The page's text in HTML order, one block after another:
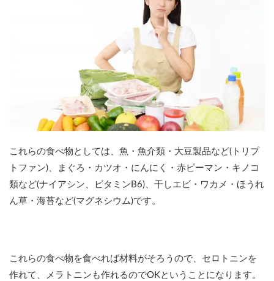
これらの食べ物としては、魚・魚介類・大豆製品など(トリプ
トファン)、まぐろ・カツオ・にんにく・赤ピーマン・キノコ
類など(ナイアシン、ビタミンB6)、干しエビ・ワカメ・ほうれ
ん草・海苔など(マグネシウム)です。
これらの食べ物を食べれば材料がそろうので、セロトニンを
作れて、メラトニンも作れるのでOKということになります。